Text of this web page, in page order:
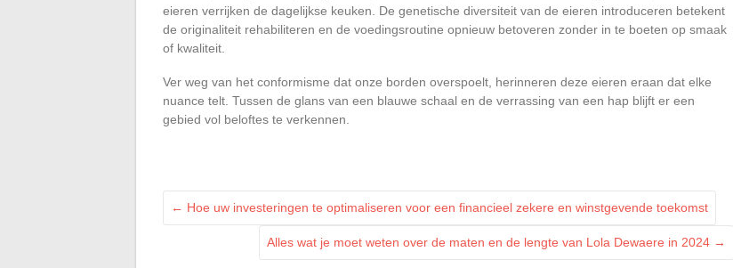
eieren verrijken de dagelijkse keuken. De genetische diversiteit van de eieren introduceren betekent
de originaliteit rehabiliteren en de voedingsroutine opnieuw betoveren zonder in te boeten op smaak
of kwaliteit.
Ver weg van het conformisme dat onze borden overspoelt, herinneren deze eieren eraan dat elke
nuance telt. Tussen de glans van een blauwe schaal en de verrassing van een hap blijft er een
gebied vol beloftes te verkennen.
← Hoe uw investeringen te optimaliseren voor een financieel zekere en winstgevende toekomst
Alles wat je moet weten over de maten en de lengte van Lola Dewaere in 2024 →